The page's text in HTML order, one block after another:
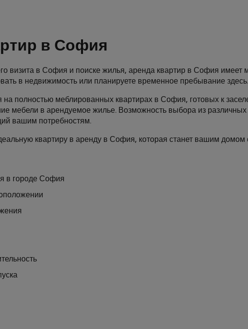
в София
визита в София и поиске жилья, аренда квартир в София имеет
в недвижимость или планируете временное пребывание здесь.
на полностью меблированных квартирах в София, готовых к
мебели в арендуемое жилье. Возможность выбора из
вашим потребностям.
квартиру в аренду в София, которая станет вашим
в городе София